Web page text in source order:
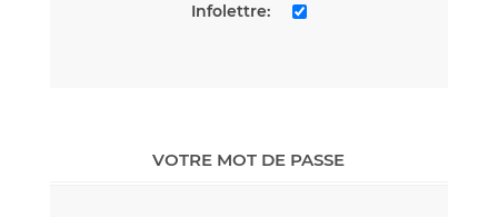
Infolettre:
VOTRE MOT DE PASSE